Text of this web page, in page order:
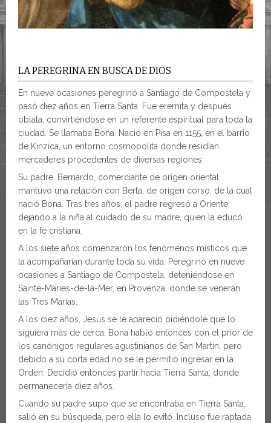
LA PEREGRINA EN BUSCA DE DIOS
En nueve ocasiones peregrinó a Santiago de Compostela y
pasó diez años en Tierra Santa. Fue eremita y después
oblata, convirtiéndose en un referente espiritual para toda la
ciudad. Se llamaba Bona. Nació en Pisa en 1155, en el barrio
de Kinzica, un entorno cosmopolita donde residían
mercaderes procedentes de diversas regiones.
Su padre, Bernardo, comerciante de origen oriental,
mantuvo una relación con Berta, de origen corso, de la cual
nació Bona. Tras tres años, el padre regresó a Oriente,
dejando a la niña al cuidado de su madre, quien la educó
en la fe cristiana.
A los siete años comenzaron los fenómenos místicos que
la acompañarían durante toda su vida. Peregrinó en nueve
ocasiones a Santiago de Compostela, deteniéndose en
Sainte-Maries-de-la-Mer, en Provenza, donde se veneran
las Tres Marías.
A los diez años, Jesús se le apareció pidiéndole que lo
siguiera más de cerca. Bona habló entonces con el prior de
los canónigos regulares agustinianos de San Martín, pero
debido a su corta edad no se le permitió ingresar en la
Orden. Decidió entonces partir hacia Tierra Santa, donde
permanecería diez años.
Cuando su padre supo que se encontraba en Tierra Santa,
salió en su búsqueda, pero ella lo evitó. Incluso fue raptada